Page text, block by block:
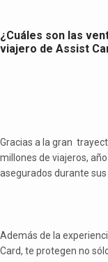
¿Cuáles son las
viajero de Assist
Gracias a la gran
millones de viajeros,
asegurados durante sus
Además de la
Card, te protegen no